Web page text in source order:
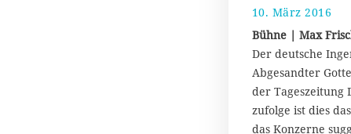
10. März 2016
.
F
e
b
r
u
Bühne | Max
Der deutsche
Abgesandter
der Tageszeitung
zufolge ist dies
das Konzerne